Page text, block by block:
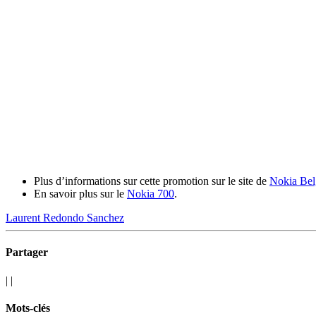
Plus d’informations sur cette promotion sur le site de Nokia
En savoir plus sur le Nokia 700.
Laurent Redondo Sanchez
Partager
| |
Mots-clés